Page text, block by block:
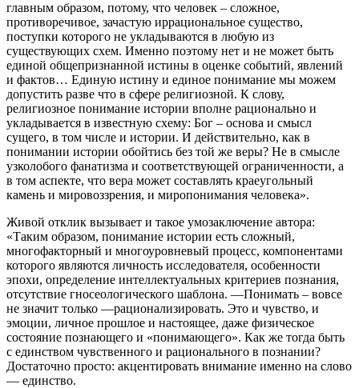
главным образом, потому, что человек – сложное,
противоречивое, зачастую иррациональное существо,
поступки которого не укладываются в любую из
существующих схем. Именно поэтому нет и не может быть
единой общепризнанной истины в оценке событий, явлений
и фактов… Единую истину и единое понимание мы можем
допустить разве что в сфере религиозной. К слову,
религиозное понимание истории вполне рационально и
укладывается в известную схему: Бог – основа и смысл
сущего, в том числе и истории. И действительно, как в
понимании истории обойтись без той же веры? Не в смысле
узколобого фанатизма и соответствующей ограниченности, а
в том аспекте, что вера может составлять краеугольный
камень и мировоззрения, и миропонимания человека».
Живой отклик вызывает и такое умозаключение автора:
«Таким образом, понимание истории есть сложный,
многофакторный и многоуровневый процесс, компонентами
которого являются личность исследователя, особенности
эпохи, определение интеллектуальных критериев познания,
отсутствие гносеологического шаблона. ―Понимать – вовсе
не значит только ―рационализировать. Это и чувство, и
эмоции, личное прошлое и настоящее, даже физическое
состояние познающего и «понимающего». Как же тогда быть
с единством чувственного и рационального в познании?
Достаточно просто: акцентировать внимание именно на слово
― единство.